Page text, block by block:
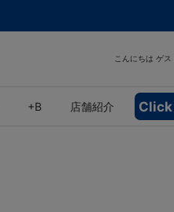
こんにちは ゲス
+B 店舗紹介